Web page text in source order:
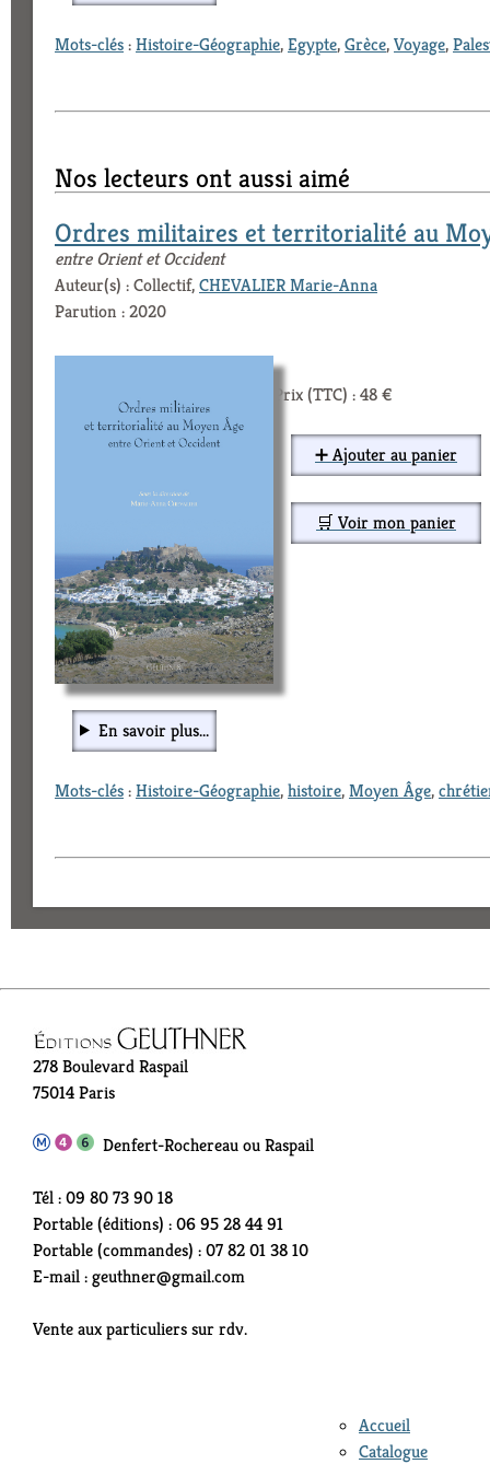
Mots-clés:Histoire-Géographie,Egypte,Grèce,Voyage,
Nos lecteurs ont aussi aimé
Ordres militaires et territorialité au
entre Orient et Occident
Auteur(s) : Collectif,CHEVALIER Marie-Anna
Parution : 2020
Prix (TTC) : 48 €
➕ Ajouter au panier
🛒 Voir mon panier
En savoir plus...
Mots-clés:Histoire-Géographie,histoire,Moyen Âge,
278 Boulevard Raspail
75014 Paris
Denfert-Rochereau ou Raspail
Tél : 09 80 73 90 18
Portable (éditions) : 06 95 28 44 91
Portable (commandes) : 07 82 01 38 10
E-mail : geuthner@gmail.com
Vente aux particuliers sur rdv.
Accueil
Catalogue